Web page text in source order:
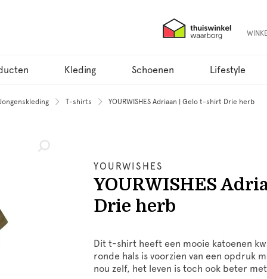
Kleding Schoenen Lifestyle
T-shirts YOURWISHES Adriaan | Gelo t-shirt Drie herb
YOURWISHES
YOURWISHES
Drie herb
Dit t-shirt heeft een mooie katoenen
ronde hals is voorzien van een opdruk
nou zelf, het leven is toch ook beter